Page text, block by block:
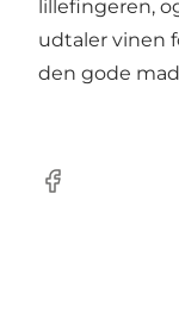
lillefingeren,
udtaler vinen
den gode
Facebook